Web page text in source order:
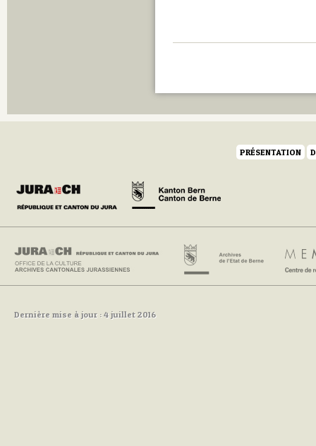
PRÉSENTATION
Dernière mise à jour : 4 juillet 2016